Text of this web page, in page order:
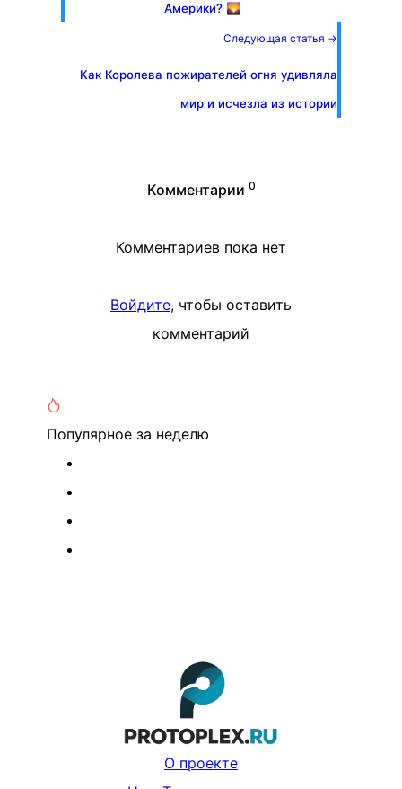
Америки? 🌄
Следующая статья →
Как Королева пожирателей огня удивляла
мир и исчезла из истории
Комментарии 0
Комментариев пока нет
Войдите, чтобы оставить
комментарий
Популярное за неделю
О проекте